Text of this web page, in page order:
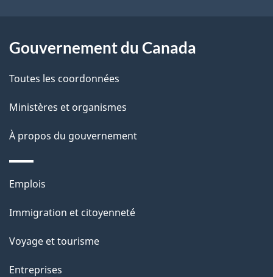
l
p
a
g
e
Gouvernement du Canada
Toutes les coordonnées
Ministères et organismes
À propos du gouvernement
Thèmes
sujets
Emplois
Immigration et citoyenneté
Voyage et tourisme
Entreprises